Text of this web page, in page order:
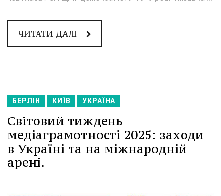
ЧИТАТИ ДАЛІ
БЕРЛІН КИЇВ УКРАЇНА
Світовий тиждень
медіаграмотності 2025: заходи
в Україні та на міжнародній
арені.